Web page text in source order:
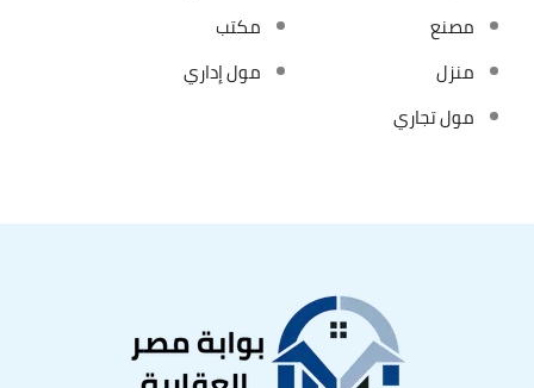
مصنع
مكتب
منزل
مول إداري
مول تجاري